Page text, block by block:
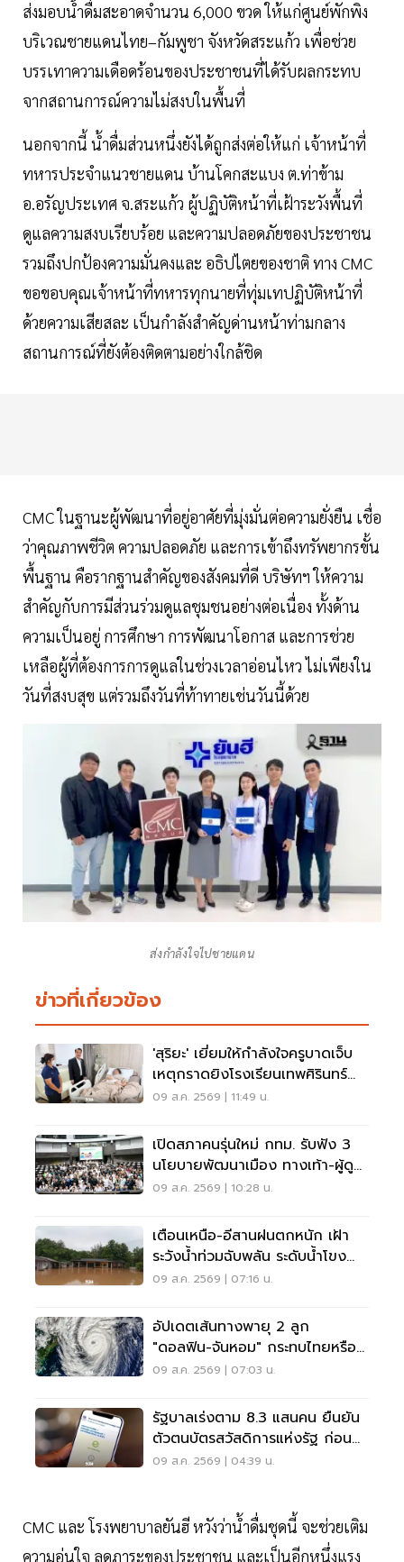
ส่งมอบน้ำดื่มสะอาดจำนวน 6,000 ขวด ให้แก่ศูนย์พักพิง
บริเวณชายแดนไทย–กัมพูชา จังหวัดสระแก้ว เพื่อช่วย
บรรเทาความเดือดร้อนของประชาชนที่ได้รับผลกระทบ
จากสถานการณ์ความไม่สงบในพื้นที่
นอกจากนี้ น้ำดื่มส่วนหนึ่งยังได้ถูกส่งต่อให้แก่ เจ้าหน้าที่
ทหารประจำแนวชายแดน บ้านโคกสะแบง ต.ท่าข้าม
อ.อรัญประเทศ จ.สระแก้ว ผู้ปฏิบัติหน้าที่เฝ้าระวังพื้นที่
ดูแลความสงบเรียบร้อย และความปลอดภัยของประชาชน
รวมถึงปกป้องความมั่นคงและ อธิปไตยของชาติ ทาง CMC
ขอขอบคุณเจ้าหน้าที่ทหารทุกนายที่ทุ่มเทปฏิบัติหน้าที่
ด้วยความเสียสละ เป็นกำลังสำคัญด่านหน้าท่ามกลาง
สถานการณ์ที่ยังต้องติดตามอย่างใกล้ชิด
CMC ในฐานะผู้พัฒนาที่อยู่อาศัยที่มุ่งมั่นต่อความยั่งยืน เชื่อ
ว่าคุณภาพชีวิต ความปลอดภัย และการเข้าถึงทรัพยากรขั้น
พื้นฐาน คือรากฐานสำคัญของสังคมที่ดี บริษัทฯ ให้ความ
สำคัญกับการมีส่วนร่วมดูแลชุมชนอย่างต่อเนื่อง ทั้งด้าน
ความเป็นอยู่ การศึกษา การพัฒนาโอกาส และการช่วย
เหลือผู้ที่ต้องการการดูแลในช่วงเวลาอ่อนไหว ไม่เพียงใน
วันที่สงบสุข แต่รวมถึงวันที่ท้าทายเช่นวันนี้ด้วย
ส่งกำลังใจไปชายแดน
ข่าวที่เกี่ยวข้อง
'สุริยะ' เยี่ยมให้กำลังใจครูบาดเจ็บ
เหตุกราดยิงโรงเรียนเทพศิรินทร์
นนทบุรี
09 ส.ค. 2569 | 11:49 น.
เปิดสภาคนรุ่นใหม่ กทม. รับฟัง 3
นโยบายพัฒนาเมือง ทางเท้า-ผู้ดู
แลออทิสติก-จักรยาน
09 ส.ค. 2569 | 10:28 น.
เตือนเหนือ-อีสานฝนตกหนัก เฝ้า
ระวังน้ำท่วมฉับพลัน ระดับน้ำโขง
เพิ่มสูง
09 ส.ค. 2569 | 07:16 น.
อัปเดตเส้นทางพายุ 2 ลูก
"ดอลฟิน-จันหอม" กระทบไทยหรือ
ไม่ เช็กเลย
09 ส.ค. 2569 | 07:03 น.
รัฐบาลเร่งตาม 8.3 แสนคน ยืนยัน
ตัวตนบัตรสวัสดิการแห่งรัฐ ก่อน
พลาดสิทธิ
09 ส.ค. 2569 | 04:39 น.
CMC และ โรงพยาบาลยันฮี หวังว่าน้ำดื่มชุดนี้ จะช่วยเติม
ความอุ่นใจ ลดภาระของประชาชน และเป็นอีกหนึ่งแรง